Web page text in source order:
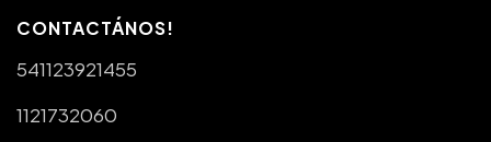
CONTACTÁNOS!
541123921455
1121732060